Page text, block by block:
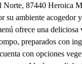
87440 Heroica
su ambiente acogedor
ofrece una deliciosa
preparados con
con opciones